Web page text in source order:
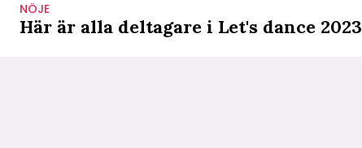
NÖJE
Här är alla deltagare i Let's dance 2023